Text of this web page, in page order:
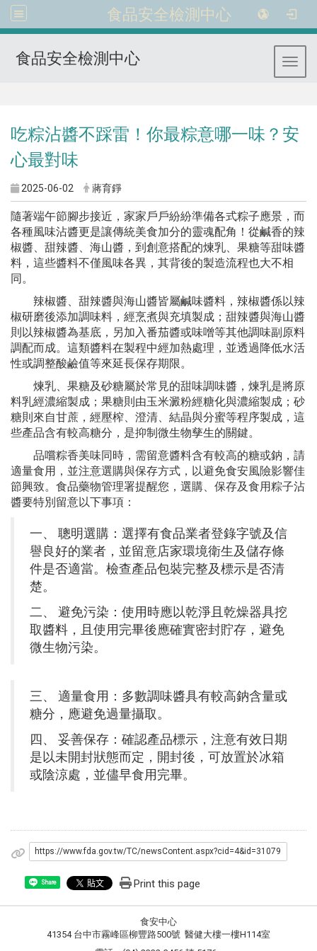
食品安全檢測中心
食品安全檢測中心
吃粽沾醬不踩雷！你最粽意哪一味？安
心最對味
2025-06-02 蔣育錚
隨著端午節腳步接近，家家戶戶紛紛準備各式粽子應景，而
各種風味沾醬更是讓傳統美食加分的靈魂配角！從鹹香的辣
椒醬、甜辣醬、海山醬，到創意搭配的煉乳、果糖等甜味醬
料，這些醬料不僅風味各異，其背後的製造流程也大不相
同。
辣椒醬、甜辣醬與海山醬皆屬鹹味醬料，辣椒醬係以辣
椒研磨後添加調味料，經烹煮與充填製成；甜辣醬與海山醬
則以辣椒醬為基底，另加入番茄醬或味噌等其他調味副原料
調配而成。這類醬料在製程中經加熱處理，並透過降低水活
性或調整酸鹼值等來延長保存期限。
煉乳、果糖及砂糖屬於常見的甜味調味醬，煉乳是將原
料乳經濃縮製成；果糖則由玉米澱粉經糖化與濃縮製成；砂
糖則來自甘蔗，經壓榨、澄清、結晶與分蜜等程序製成，這
些產品含有較高糖分，是抑制微生物孳生的關鍵。
品嚐粽香美味同時，需留意醬料含有較高的糖或鈉，請
適量食用，並注意選購與保存方式，以避免食安風險影響佳
節興致。食品藥物管理署提醒您，選購、保存及食用粽子沾
醬要特別留意以下事項：
一、 聰明選購：選擇有食品業者登錄字號及信
譽良好的業者，並留意店家環境衛生及儲存條
件是否適當。檢查產品包裝完整及標示是否清
楚。
二、 避免污染：使用時應以乾淨且乾燥器具挖
取醬料，且使用完畢後應確實密封貯存，避免
微生物污染。
三、 適量食用：多數調味醬具有較高鈉含量或
糖分，應避免過量攝取。
四、 妥善保存：確認產品標示，注意有效日期
是以未開封狀態而定，開封後，可放置於冰箱
或陰涼處，並儘早食用完畢。
https://www.fda.gov.tw/TC/newsContent.aspx?cid=4&id=31079
Share Print this page
食安中心
41354 台中市霧峰區柳豐路500號 醫健大樓一樓H114室